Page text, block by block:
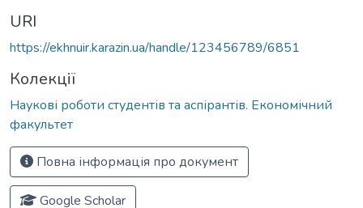
URI
https://ekhnuir.karazin.ua/handle/123456789/6851
Колекції
Наукові роботи студентів та аспірантів. Економічний
факультет
Повна інформація про документ
Google Scholar